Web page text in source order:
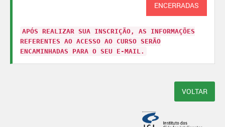
ENCERRADAS
APÓS REALIZAR SUA INSCRIÇÃO, AS INFORMAÇÕES
REFERENTES AO ACESSO AO CURSO SERÃO
ENCAMINHADAS PARA O SEU E-MAIL.
VOLTAR